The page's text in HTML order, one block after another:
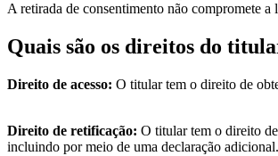
A retirada de consentimento não compromete
Quais são os direitos do
Direito de acesso: O titular tem o direito de
Direito de retificação: O titular tem o direito
incluindo por meio de uma declaração adicional.